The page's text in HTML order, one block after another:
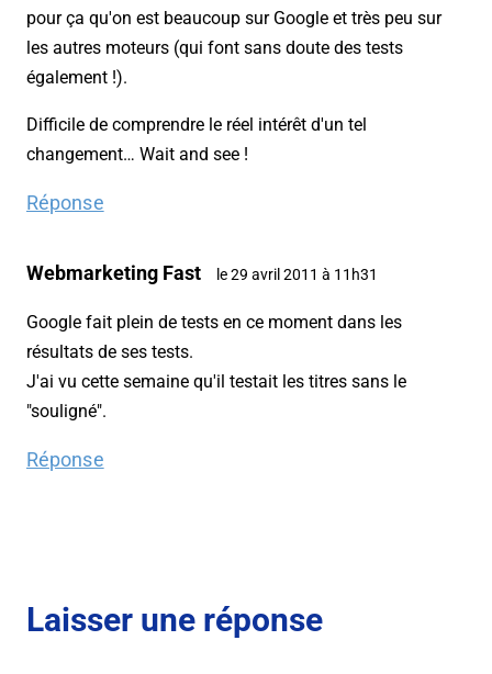
pour ça qu'on est beaucoup sur Google et très peu sur
les autres moteurs (qui font sans doute des tests
également !).
Difficile de comprendre le réel intérêt d'un tel
changement… Wait and see !
Réponse
Webmarketing Fast le 29 avril 2011 à 11h31
Google fait plein de tests en ce moment dans les
résultats de ses tests.
J'ai vu cette semaine qu'il testait les titres sans le
"souligné".
Réponse
Laisser une réponse